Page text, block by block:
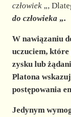
człowiek„,
do człowieka „.
W nawiązaniu
uczuciem, które
zysku lub
Platona
postępowania
Jedynym